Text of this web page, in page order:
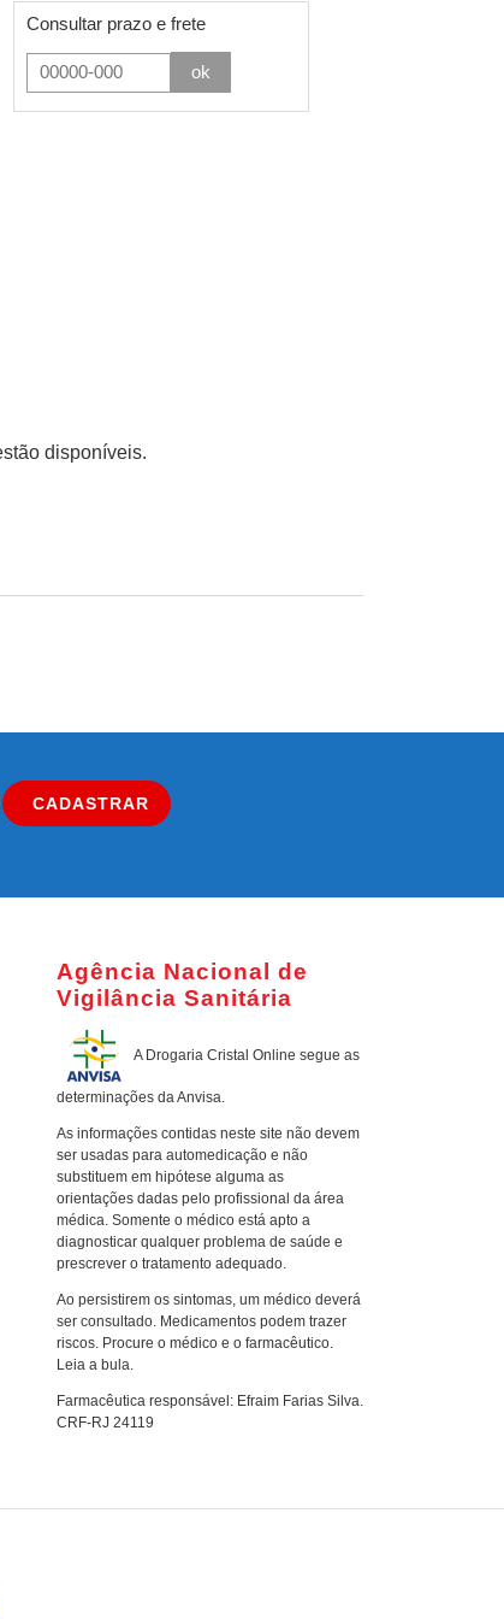
Consultar prazo e frete
ok
disponíveis.
CADASTRAR
Agência Nacional de
Vigilância Sanitária
A Drogaria Cristal Online segue as
determinações da Anvisa.
As informações contidas neste site não devem
ser usadas para automedicação e não
substituem em hipótese alguma as
orientações dadas pelo profissional da área
médica. Somente o médico está apto a
diagnosticar qualquer problema de saúde e
prescrever o tratamento adequado.
Ao persistirem os sintomas, um médico deverá
ser consultado. Medicamentos podem trazer
riscos. Procure o médico e o farmacêutico.
Leia a bula.
Farmacêutica responsável: Efraim Farias Silva.
CRF-RJ 24119